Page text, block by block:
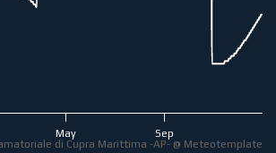
May Sep
di Cupra Marittima -AP- @ Meteotemplate